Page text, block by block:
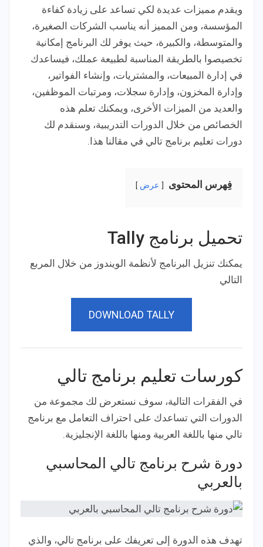
ويقدم مميزات عديدة لكي تساعد على زيادة كفاءة
المؤسسة، ومن المميز أنه يناسب الشركات الصغيرة،
والمتوسطة، والكبيرة، حيث يوفر لك البرنامج إمكانية
تخصيصوا بالطريقة المناسبة لطبيعة عملك، فيساعدك
في إدارة المبيعات، والمشتريات، وإنشاء الفواتير،
وإدارة المخزون، وإدارة سجلات، ومرتبات الموظفين،
والعديد من الميزات الأخرى، ويمكنك تعلم هذه
الخصائص من خلال الدورات التدريبية، وسنقدم لك
دورات تعليم برنامج تالي في مقالنا هذا.
فِهرس المحتوى عرض
تحميل برنامج Tally
يمكنك تنزيل البرنامج لأنظمة الويندوز من خلال المربع
التالي
DOWNLOAD TALLY
كورسات تعليم برنامج تالي
في الفقرات التالية، سوف نستعرض لك مجموعة من
الدورات التي تساعدك على احتراف التعامل مع برنامج
تالي منها باللغة العربية ومنها باللغة الإنجليزية.
دورة شرح برنامج تالي المحاسبي
بالعربي
تهدف هذه الدورة إلى تعريفك على برنامج تالي، والذي